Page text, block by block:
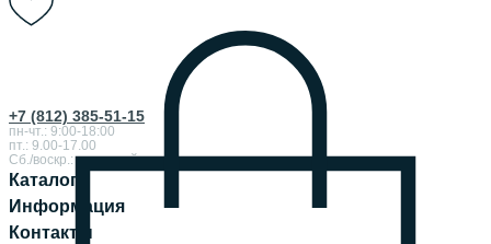
+7 (812) 385-51-15
пн-чт.: 9:00-18:00
пт.: 9.00-17.00
Сб./воскр.: выходной
Каталог
Информация
Контакты